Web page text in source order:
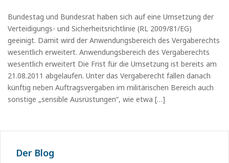
Bundestag und Bundesrat haben sich auf eine Umsetzung der
Verteidigungs- und Sicherheitsrichtlinie (RL 2009/81/EG)
geeinigt. Damit wird der Anwendungsbereich des Vergaberechts
wesentlich erweitert. Anwendungsbereich des Vergaberechts
wesentlich erweitert Die Frist für die Umsetzung ist bereits am
21.08.2011 abgelaufen. Unter das Vergaberecht fallen danach
künftig neben Auftragsvergaben im militärischen Bereich auch
sonstige „sensible Ausrüstungen“, wie etwa […]
Der Blog